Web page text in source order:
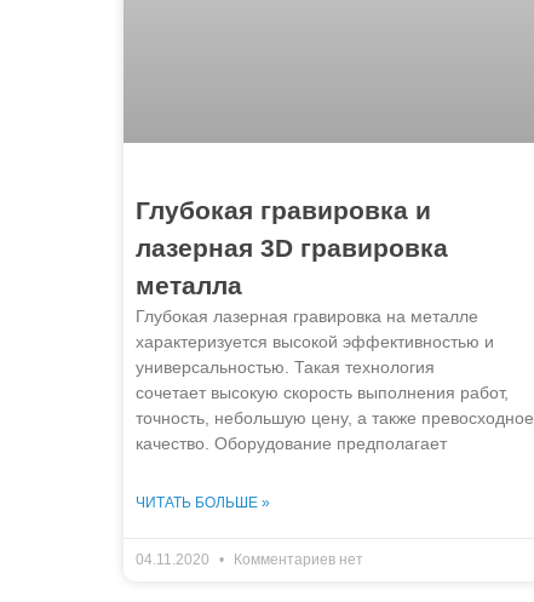
Глубокая гравировка и
лазерная 3D гравировка
металла
Глубокая лазерная гравировка на металле
характеризуется высокой эффективностью и
универсальностью. Такая технология
сочетает высокую скорость выполнения работ,
точность, небольшую цену, а также превосходное
качество. Оборудование предполагает
ЧИТАТЬ БОЛЬШЕ »
04.11.2020 Комментариев нет